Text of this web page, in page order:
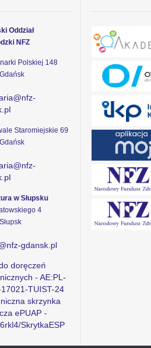
Oddział
NFZ
Polskiej 148
Staromiejskie 69
w Słupsku
4
gdansk.pl
doręczeń
- AE:PL-
TUIST-24
skrzynka
ePUAP -
SkrytkaESP